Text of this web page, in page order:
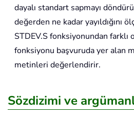
dayalı standart sapmayı
değerden ne kadar yayıldığını
STDEV.S fonksiyonundan farklı
fonksiyonu başvuruda yer alan
metinleri değerlendirir.
Sözdizimi ve